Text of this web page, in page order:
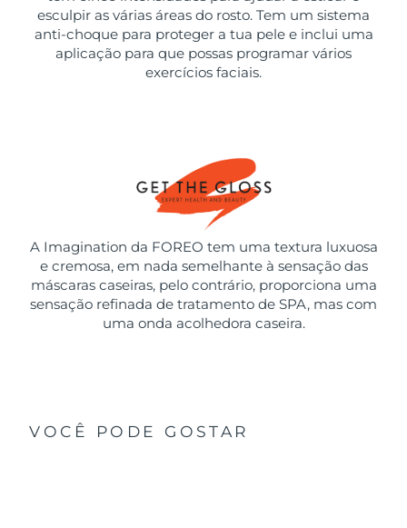
esculpir as várias áreas do rosto. Tem um sistema
anti-choque para proteger a tua pele e inclui uma
aplicação para que possas programar vários
exercícios faciais.
A Imagination da FOREO tem uma textura luxuosa
e cremosa, em nada semelhante à sensação das
máscaras caseiras, pelo contrário, proporciona uma
sensação refinada de tratamento de SPA, mas com
uma onda acolhedora caseira.
VOCÊ PODE GOSTAR